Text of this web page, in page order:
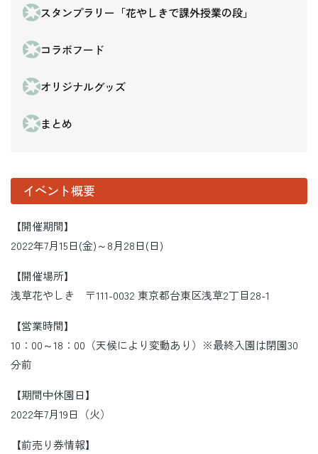
スタンプラリー「花やしきで課外授業の段」
コラボフード
オリジナルグッズ
まとめ
イベント概要
【開催期間】
2022年7月15日(金)～8月28日(日)
【開催場所】
浅草花やしき 〒111-0032 東京都台東区浅草2丁目28-1
【営業時間】
10：00～18：00（天候により変動あり）※最終入園は閉園30
分前
【期間中休園日】
2022年7月19日（火）
【前売り券情報】